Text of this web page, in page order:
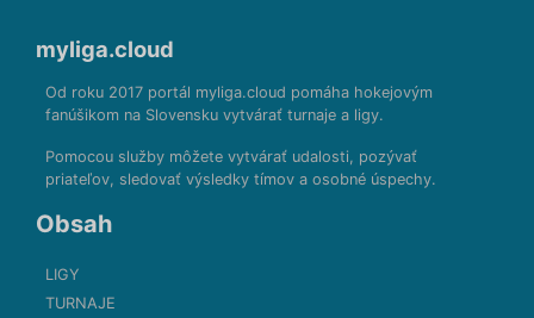
myliga.cloud
Od roku 2017 portál myliga.cloud pomáha hokejovým
fanúšikom na Slovensku vytvárať turnaje a ligy.
Pomocou služby môžete vytvárať udalosti, pozývať
priateľov, sledovať výsledky tímov a osobné úspechy.
Obsah
LIGY
TURNAJE